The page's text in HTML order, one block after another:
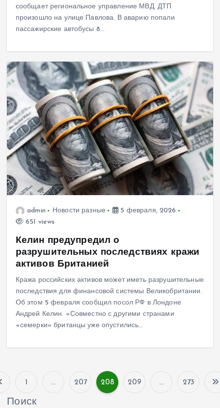
сообщает региональное управление МВД. ДТП
произошло на улице Павлова. В аварию попали
пассажирские автобусы 8…
admin Новости разные
5 февраля, 2026
651 views
Келин предупредил о
разрушительных последствиях кражи
активов Британией
Кража российских активов может иметь разрушительные
последствия для финансовой системы Великобритании.
Об этом 5 февраля сообщил посол РФ в Лондоне
Андрей Келин. «Совместно с другими странами
«семерки» британцы уже опустились…
П
1 … 207 208 209 … 273
Поиск